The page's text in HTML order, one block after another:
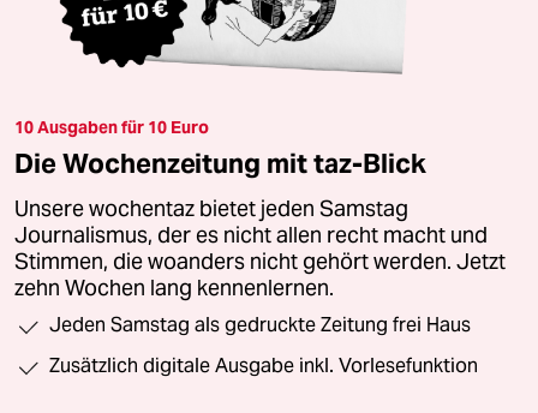
10 Ausgaben für 10 Euro
Die Wochenzeitung mit taz-Blick
Unsere wochentaz bietet jeden Samstag
Journalismus, der es nicht allen recht macht und
Stimmen, die woanders nicht gehört werden. Jetzt
zehn Wochen lang kennenlernen.
Jeden Samstag als gedruckte Zeitung frei Haus
Zusätzlich digitale Ausgabe inkl. Vorlesefunktion